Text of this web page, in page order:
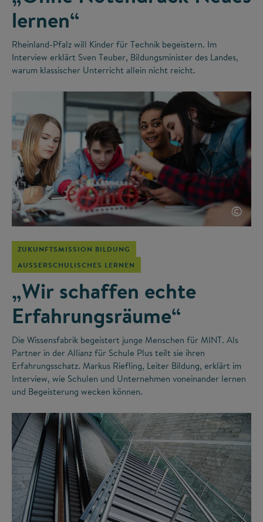
lernen“
Rheinland-Pfalz will Kinder für Technik begeistern. Im
Interview erklärt Sven Teuber, Bildungsminister des Landes,
warum klassischer Unterricht allein nicht reicht.
©
ZUKUNFTSMISSION BILDUNG
AUSSERSCHULISCHES LERNEN
„Wir schaffen echte
Erfahrungsräume“
Die Wissensfabrik begeistert junge Menschen für MINT. Als
Partner in der Allianz für Schule Plus teilt sie ihren
Erfahrungsschatz. Markus Riefling, Leiter Bildung, erklärt im
Interview, wie Schulen und Unternehmen voneinander lernen
und Begeisterung wecken können.